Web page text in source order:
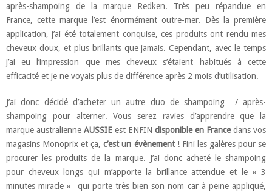
après-shampoing de la marque Redken. Très peu répandue en
France, cette marque l’est énormément outre-mer. Dès la première
application, j’ai été totalement conquise, ces produits ont rendu mes
cheveux doux, et plus brillants que jamais. Cependant, avec le temps
j’ai eu l’impression que mes cheveux s’étaient habitués à cette
efficacité et je ne voyais plus de différence après 2 mois d’utilisation.
J’ai donc décidé d’acheter un autre duo de shampoing / après-
shampoing pour alterner. Vous serez ravies d’apprendre que la
marque australienne AUSSIE est ENFIN disponible en Francedans vos
magasins Monoprix et ça,c’est un évènement! Fini les galères pour se
procurer les produits de la marque. J’ai donc acheté le shampoing
pour cheveux longs qui m’apporte la brillance attendue et le « 3
minutes miracle » qui porte très bien son nom car à peine appliqué,